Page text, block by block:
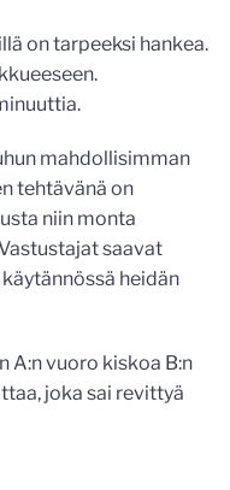
on tarpeeksi hankea.
mahdollisimman
tehtävänä on
niin monta
saavat
heidän
A:n vuoro kiskoa B:n
joka sai revittyä